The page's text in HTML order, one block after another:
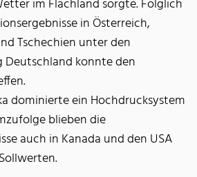
im Flachland sorgte. Folglich
in Österreich,
Tschechien unter den
Deutschland konnte den
dominierte ein Hochdrucksystem
blieben die
auch in Kanada und den USA